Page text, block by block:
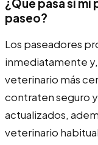
¿Qué pasa si
paseo?
Los paseadores
inmediatamente y,
veterinario más
contraten seguro
actualizados,
veterinario